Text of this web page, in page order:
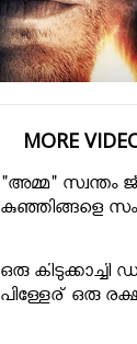
MORE
"അമ്മ" സ്വന്തം
കുഞ്ഞിങ്ങളെ
ഒരു
പിള്ളേര് ഒരു